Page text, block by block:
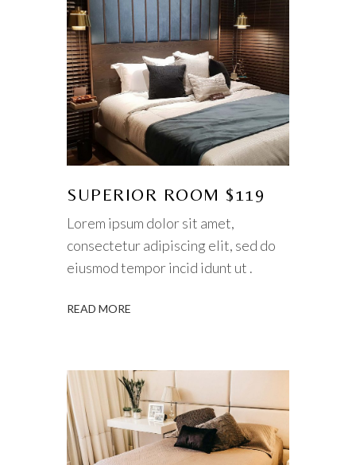
SUPERIOR ROOM $119
Lorem ipsum dolor sit amet,
consectetur adipiscing elit, sed do
eiusmod tempor incid idunt ut .
READ MORE